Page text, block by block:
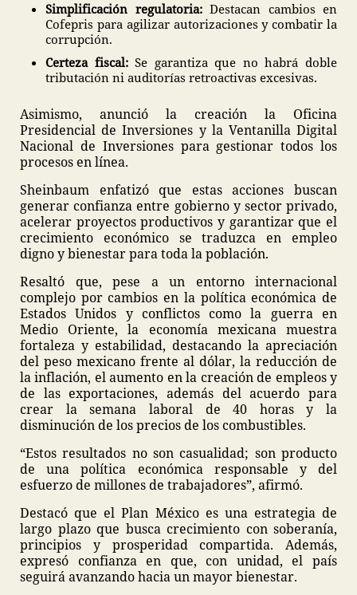
Simplificación regulatoria:Destacan cambios en
Cofepris para agilizar autorizaciones y combatir la
corrupción.
Certeza fiscal:Se garantiza que no habrá doble
tributación ni auditorías retroactivas excesivas.
Asimismo, anunció la creación la Oficina
Presidencial de Inversiones y la Ventanilla Digital
Nacional de Inversiones para gestionar todos los
procesos en línea.
Sheinbaum enfatizó que estas acciones buscan
generar confianza entre gobierno y sector privado,
acelerar proyectos productivos y garantizar que el
crecimiento económico se traduzca en empleo
digno y bienestar para toda la población.
Resaltó que, pese a un entorno internacional
complejo por cambios en la política económica de
Estados Unidos y conflictos como la guerra en
Medio Oriente, la economía mexicana muestra
fortaleza y estabilidad, destacando la apreciación
del peso mexicano frente al dólar, la reducción de
la inflación, el aumento en la creación de empleos y
de las exportaciones, además del acuerdo para
crear la semana laboral de 40 horas y la
disminución de los precios de los combustibles.
“Estos resultados no son casualidad; son producto
de una política económica responsable y del
esfuerzo de millones de trabajadores”, afirmó.
Destacó que el Plan México es una estrategia de
largo plazo que busca crecimiento con soberanía,
principios y prosperidad compartida. Además,
expresó confianza en que, con unidad, el país
seguirá avanzando hacia un mayor bienestar.